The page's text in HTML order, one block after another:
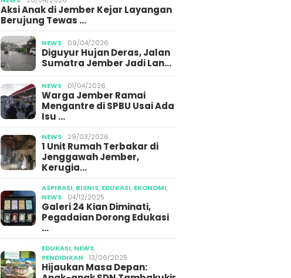
Aksi Anak di Jember Kejar Layangan
Berujung Tewas …
NEWS 09/04/2026
Diguyur Hujan Deras, Jalan
Sumatra Jember Jadi Lan…
NEWS 01/04/2026
Warga Jember Ramai
Mengantre di SPBU Usai Ada
Isu …
NEWS 29/03/2026
1 Unit Rumah Terbakar di
Jenggawah Jember,
Kerugia…
ASPIRASI, BISNIS, EDUKASI, EKONOMI,
NEWS
04/12/2025
Galeri 24 Kian Diminati,
Pegadaian Dorong Edukasi
…
EDUKASI, NEWS,
PENDIDIKAN
13/06/2025
Hijaukan Masa Depan: